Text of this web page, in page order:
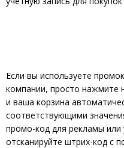
Если вы используете
компании, просто нажмите
и ваша корзина
соответствующими
промо-код для рекламы или
отсканируйте штрих-код с